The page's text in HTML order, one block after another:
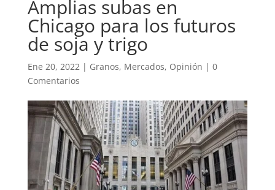
Amplias subas en
Chicago para los futuros
de soja y trigo
Ene 20, 2022| Granos, Mercados, Opinión | 0
Comentarios